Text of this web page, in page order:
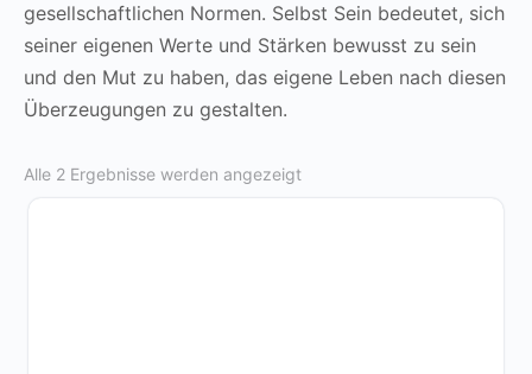
gesellschaftlichen Normen. Selbst Sein bedeutet, sich
seiner eigenen Werte und Stärken bewusst zu sein
und den Mut zu haben, das eigene Leben nach diesen
Überzeugungen zu gestalten.
Alle 2 Ergebnisse werden angezeigt